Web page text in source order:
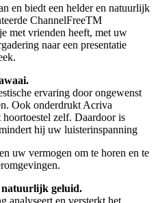
en biedt een helder en natuurlijk
ChannelFreeTM
met vrienden heeft, met uw
naar een presentatie
ervaring door ongewenst
Ook onderdrukt Acriva
zelf. Daardoor is
hij uw luisterinspanning
uw vermogen om te horen en te
geluid.